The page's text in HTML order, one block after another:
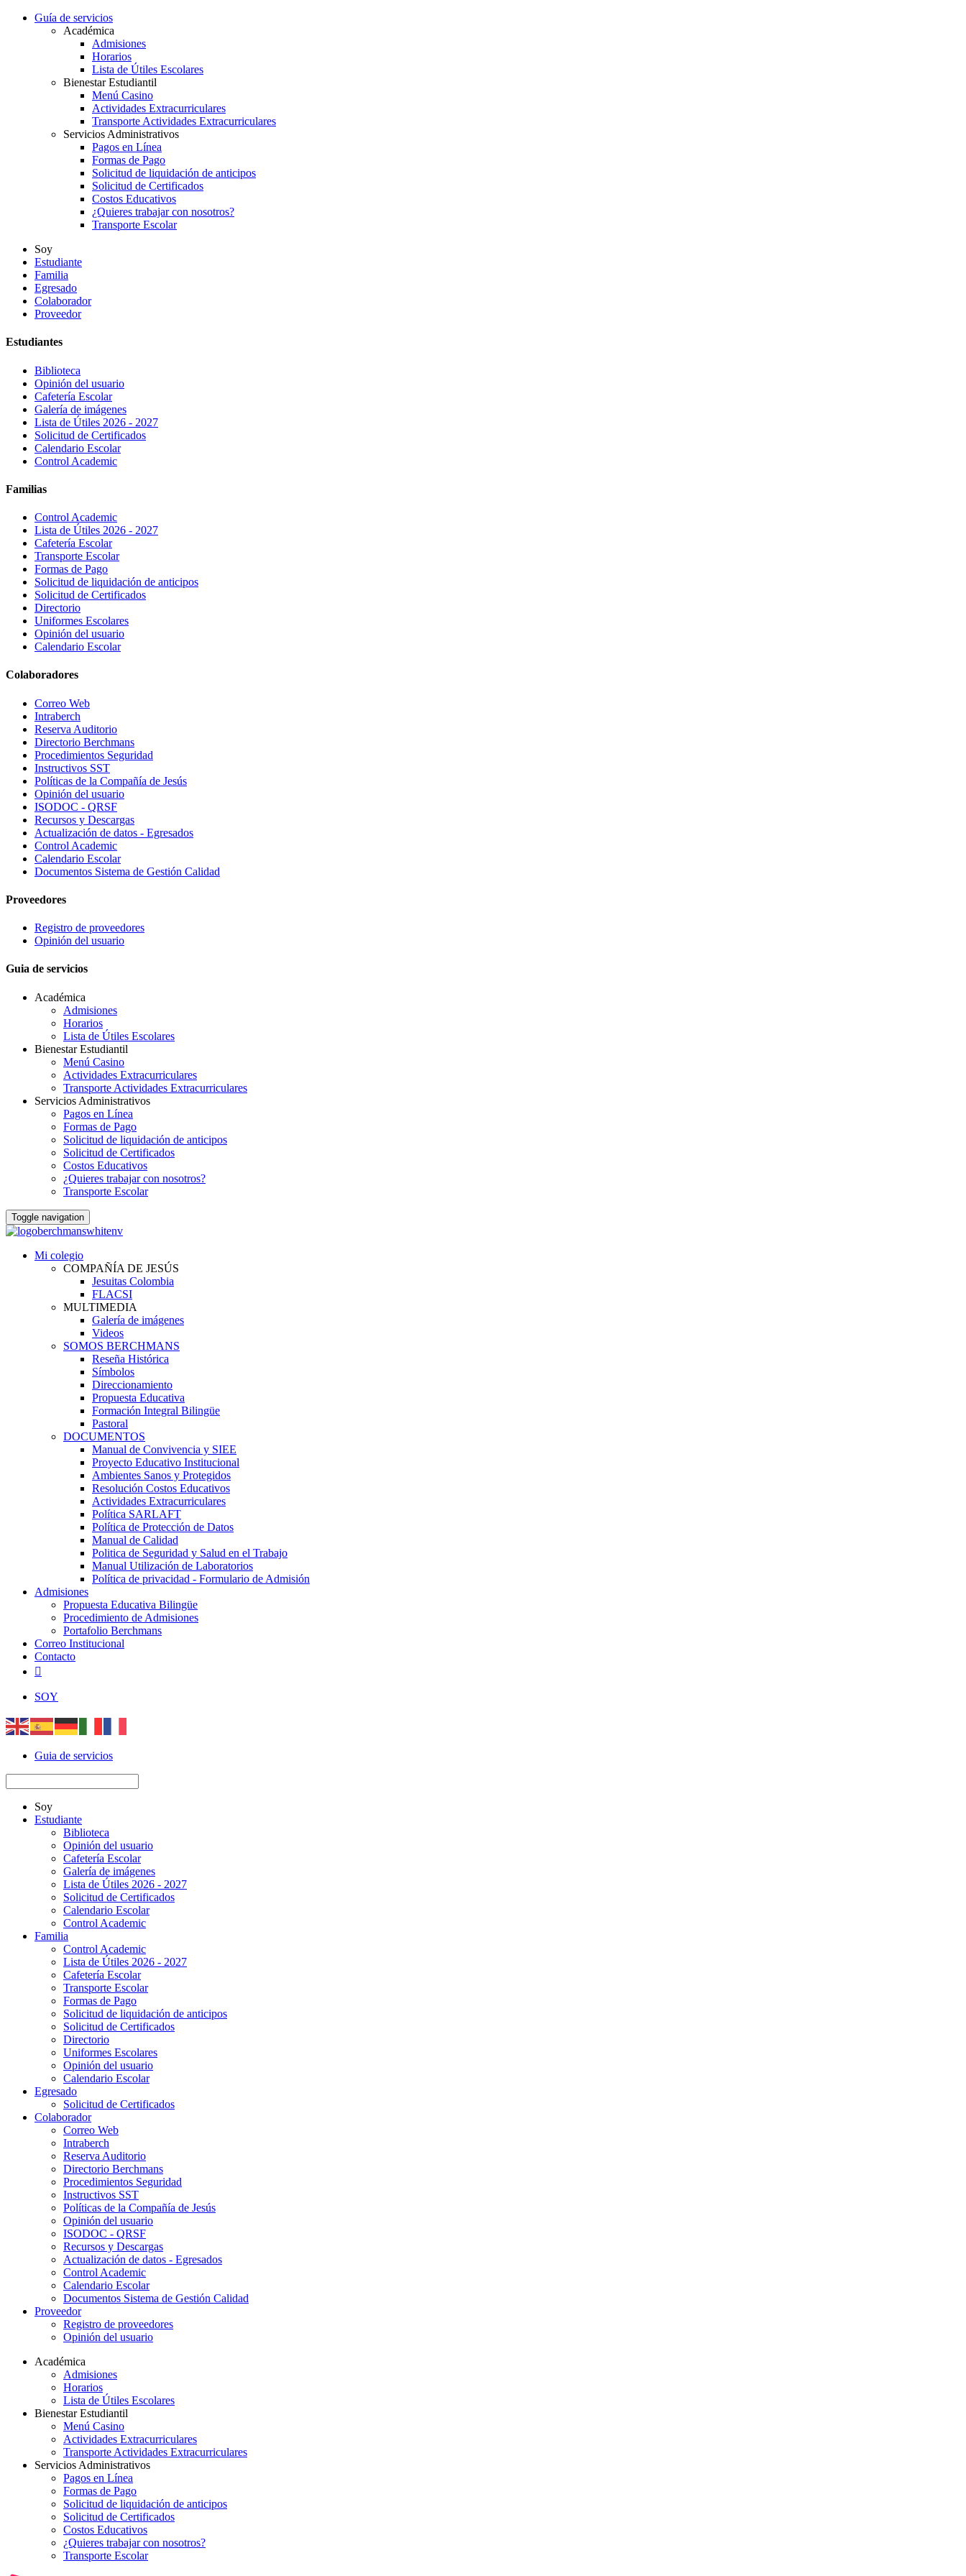
Guía de servicios
Académica
Admisiones
Horarios
Lista de Útiles Escolares
Bienestar Estudiantil
Menú Casino
Actividades Extracurriculares
Transporte Actividades Extracurriculares
Servicios Administrativos
Pagos en Línea
Formas de Pago
Solicitud de liquidación de anticipos
Solicitud de Certificados
Costos Educativos
¿Quieres trabajar con nosotros?
Transporte Escolar
Soy
Estudiante
Familia
Egresado
Colaborador
Proveedor
Estudiantes
Biblioteca
Opinión del usuario
Cafetería Escolar
Galería de imágenes
Lista de Útiles 2026 - 2027
Solicitud de Certificados
Calendario Escolar
Control Academic
Familias
Control Academic
Lista de Útiles 2026 - 2027
Cafetería Escolar
Transporte Escolar
Formas de Pago
Solicitud de liquidación de anticipos
Solicitud de Certificados
Directorio
Uniformes Escolares
Opinión del usuario
Calendario Escolar
Colaboradores
Correo Web
Intraberch
Reserva Auditorio
Directorio Berchmans
Procedimientos Seguridad
Instructivos SST
Políticas de la Compañía de Jesús
Opinión del usuario
ISODOC - QRSF
Recursos y Descargas
Actualización de datos - Egresados
Control Academic
Calendario Escolar
Documentos Sistema de Gestión Calidad
Proveedores
Registro de proveedores
Opinión del usuario
Guia de servicios
Académica
Admisiones
Horarios
Lista de Útiles Escolares
Bienestar Estudiantil
Menú Casino
Actividades Extracurriculares
Transporte Actividades Extracurriculares
Servicios Administrativos
Pagos en Línea
Formas de Pago
Solicitud de liquidación de anticipos
Solicitud de Certificados
Costos Educativos
¿Quieres trabajar con nosotros?
Transporte Escolar
Toggle navigation
Mi colegio
COMPAÑÍA DE JESÚS
Jesuitas Colombia
FLACSI
MULTIMEDIA
Galería de imágenes
Videos
SOMOS BERCHMANS
Reseña Histórica
Símbolos
Direccionamiento
Propuesta Educativa
Formación Integral Bilingüe
Pastoral
DOCUMENTOS
Manual de Convivencia y SIEE
Proyecto Educativo Institucional
Ambientes Sanos y Protegidos
Resolución Costos Educativos
Actividades Extracurriculares
Política SARLAFT
Política de Protección de Datos
Manual de Calidad
Politica de Seguridad y Salud en el Trabajo
Manual Utilización de Laboratorios
Política de privacidad - Formulario de Admisión
Admisiones
Propuesta Educativa Bilingüe
Procedimiento de Admisiones
Portafolio Berchmans
Correo Institucional
Contacto

SOY
Guia de servicios
Soy
Estudiante
Biblioteca
Opinión del usuario
Cafetería Escolar
Galería de imágenes
Lista de Útiles 2026 - 2027
Solicitud de Certificados
Calendario Escolar
Control Academic
Familia
Control Academic
Lista de Útiles 2026 - 2027
Cafetería Escolar
Transporte Escolar
Formas de Pago
Solicitud de liquidación de anticipos
Solicitud de Certificados
Directorio
Uniformes Escolares
Opinión del usuario
Calendario Escolar
Egresado
Solicitud de Certificados
Colaborador
Correo Web
Intraberch
Reserva Auditorio
Directorio Berchmans
Procedimientos Seguridad
Instructivos SST
Políticas de la Compañía de Jesús
Opinión del usuario
ISODOC - QRSF
Recursos y Descargas
Actualización de datos - Egresados
Control Academic
Calendario Escolar
Documentos Sistema de Gestión Calidad
Proveedor
Registro de proveedores
Opinión del usuario
Académica
Admisiones
Horarios
Lista de Útiles Escolares
Bienestar Estudiantil
Menú Casino
Actividades Extracurriculares
Transporte Actividades Extracurriculares
Servicios Administrativos
Pagos en Línea
Formas de Pago
Solicitud de liquidación de anticipos
Solicitud de Certificados
Costos Educativos
¿Quieres trabajar con nosotros?
Transporte Escolar